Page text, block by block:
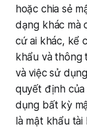
hoặc chia sẻ
dạng khác mà
cứ ai khác, kể
khẩu và thông
và việc sử
quyết định
dụng bất kỳ
là mật khẩu